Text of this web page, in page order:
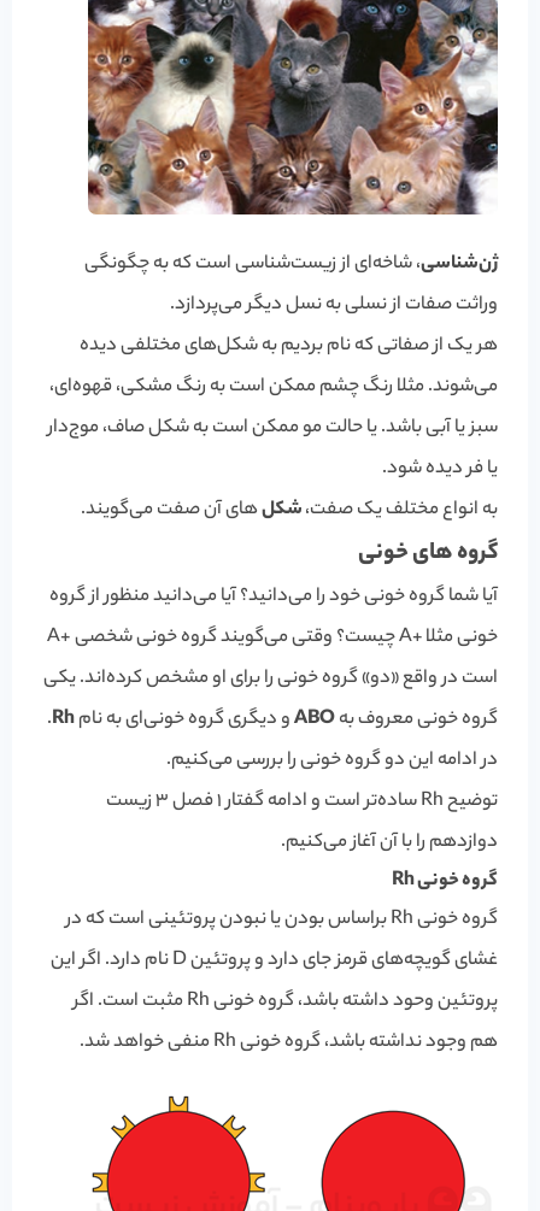
ژن‌شناسی، شاخه‌ای از زیست‌شناسی است که به چگونگی
وراثت صفات از نسلی به نسل دیگر می‌پردازد.
هر یک از صفاتی که نام بردیم به شکل‌های مختلفی دیده
می‌شوند. مثلا رنگ چشم ممکن است به رنگ مشکی، قهوه‌ای،
سبز یا آبی باشد. یا حالت مو ممکن است به شکل صاف، موج‌دار
یا فر دیده شود.
به انواع مختلف یک صفت،شکلهای آن صفت می‌گویند.
گروه های خونی
آیا شما گروه خونی خود را می‌دانید؟ آیا می‌دانید منظور از گروه
خونی مثلا+A چیست؟ وقتی می‌گویند گروه خونی شخصی +
A
است در واقع «دو» گروه خونی را برای او مشخص کرده‌اند. یکی
گروه خونی معروف بهABOو دیگری گروه خونی‌ای به نامRh
.
در ادامه این دو گروه خونی را بررسی می‌کنیم.
توضیح Rh ساده‌تر است و ادامه گفتار 1 فصل 3 زیست
دوازدهم را با آن آغاز می‌کنیم.
گروه خونی Rh
گروه خونی Rh براساس بودن یا نبودن پروتئینی است که در
غشای گویچه‌های قرمز جای دارد و پروتئین D نام دارد. اگر این
پروتئین وحود داشته باشد، گروه خونی Rh مثبت است. اگر
هم وجود نداشته باشد، گروه خونی Rh منفی خواهد شد.